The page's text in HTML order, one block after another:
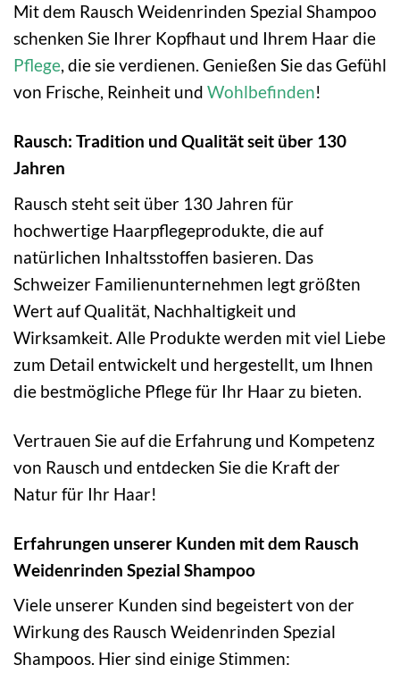
Mit dem Rausch Weidenrinden Spezial Shampoo
schenken Sie Ihrer Kopfhaut und Ihrem Haar die
Pflege, die sie verdienen. Genießen Sie das Gefühl
von Frische, Reinheit und Wohlbefinden!
Rausch: Tradition und Qualität seit über 130
Jahren
Rausch steht seit über 130 Jahren für
hochwertige Haarpflegeprodukte, die auf
natürlichen Inhaltsstoffen basieren. Das
Schweizer Familienunternehmen legt größten
Wert auf Qualität, Nachhaltigkeit und
Wirksamkeit. Alle Produkte werden mit viel Liebe
zum Detail entwickelt und hergestellt, um Ihnen
die bestmögliche Pflege für Ihr Haar zu bieten.
Vertrauen Sie auf die Erfahrung und Kompetenz
von Rausch und entdecken Sie die Kraft der
Natur für Ihr Haar!
Erfahrungen unserer Kunden mit dem Rausch
Weidenrinden Spezial Shampoo
Viele unserer Kunden sind begeistert von der
Wirkung des Rausch Weidenrinden Spezial
Shampoos. Hier sind einige Stimmen: